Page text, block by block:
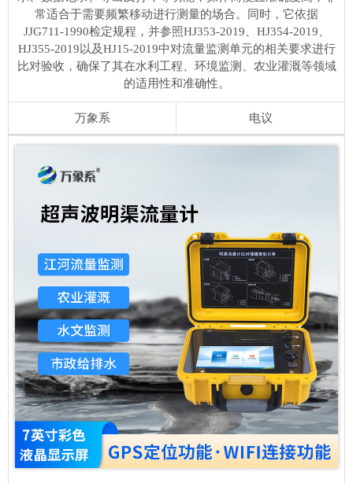
常适合于需要频繁移动进行测量的场合。同时，它依据
JJG711-1990检定规程，并参照HJ353-2019、HJ354-2019、
HJ355-2019以及HJ15-2019中对流量监测单元的相关要求进行
比对验收，确保了其在水利工程、环境监测、农业灌溉等领域
的适用性和准确性。
万象系 电议